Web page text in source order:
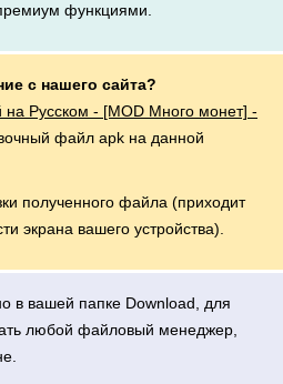
функциями.
с нашего сайта?
на Русском - [MOD Много монет] -
файл apk на данной
полученного файла (приходит
экрана вашего устройства).
в вашей папке Download, для
любой файловый менеджер,